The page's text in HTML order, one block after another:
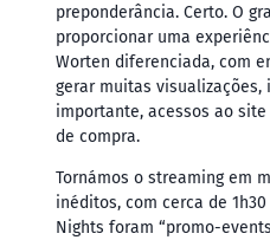
preponderância. Certo. O
proporcionar uma
Worten diferenciada, com
gerar muitas visualizações,
importante, acessos ao
de compra.
Tornámos o streaming em
inéditos, com cerca de
Nights foram “promo-